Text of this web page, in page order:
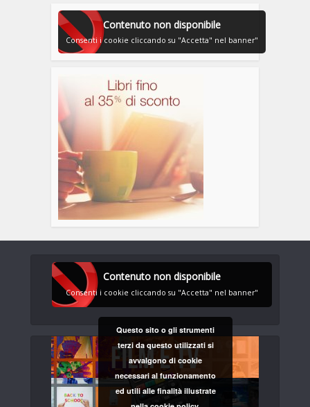
Contenuto non disponibile
Consenti i cookie cliccando su "Accetta" nel banner"
Contenuto non disponibile
Consenti i cookie cliccando su "Accetta" nel banner"
Questo sito o gli strumenti
terzi da questo utilizzati si
avvalgono di cookie
necessari al funzionamento
ed utili alle finalità illustrate